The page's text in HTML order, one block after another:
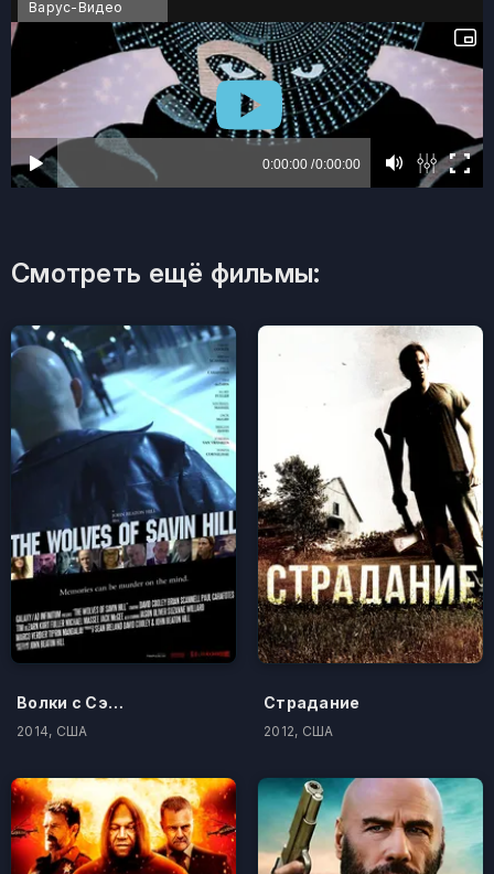
Варус-Видео
Смотреть ещё фильмы:
Волки с Сэйвин-Хилл
2014, США
Страдание
2012, США